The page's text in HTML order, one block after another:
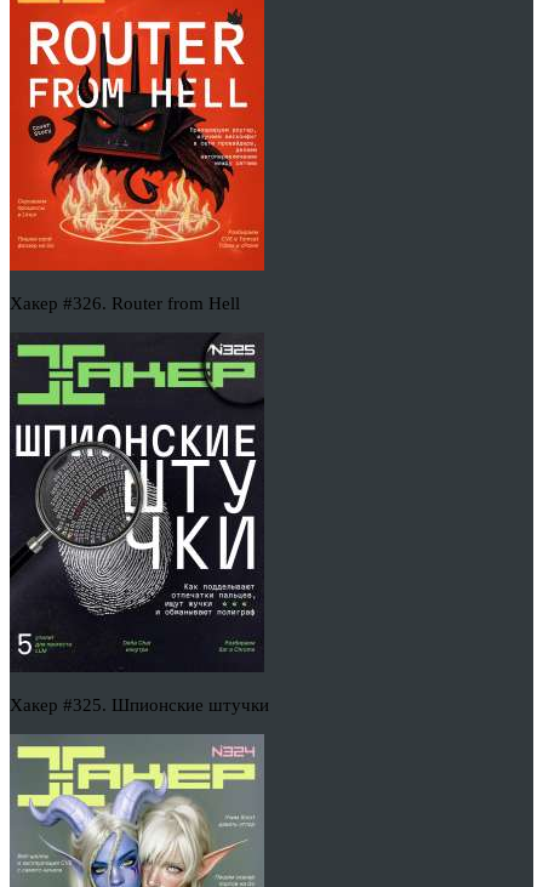
Хакер #326. Router from Hell
Хакер #325. Шпионские штучки